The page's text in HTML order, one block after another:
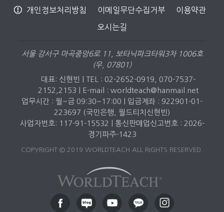
개인정보처리방침 이메일무단수집거부 이용약관
오시는길
서울 강서구 마곡중앙6로 11, 보타닉파크타워3차 1006호
(우, 07801)
대표: 신현빈 | TEL : 02-2652-0919, 070-7537-
2152,2153 |
E-mail : worldteach@hanmail.net
업무시간 : 월~금 09:30~17:00 | 입금계좌 : 922901-01-
223697 (국민은행, 월드티치신현빈)
사업자번호: 117-91-15532 | 통신판매업신고번호 : 2026-
경기파주-1423
COPYRIGHT © 2019 WORLDTEACH ALL RIGHTS RESERVED.